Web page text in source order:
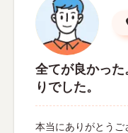
全てが良かっ
りでした。
本当にありがとう